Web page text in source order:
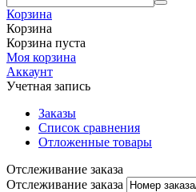
Корзина
Корзина
Корзина пуста
Моя корзина
Аккаунт
Учетная запись
Заказы
Список сравнения
Отложенные товары
Отслеживание заказа
Отслеживание заказа